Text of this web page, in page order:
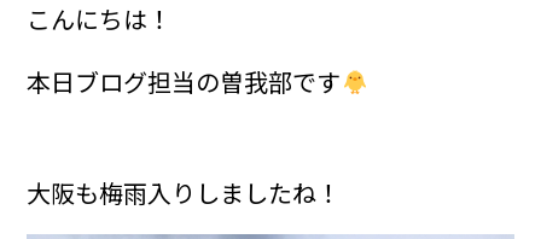
こんにちは！
本日ブログ担当の曽我部です
大阪も梅雨入りしましたね！